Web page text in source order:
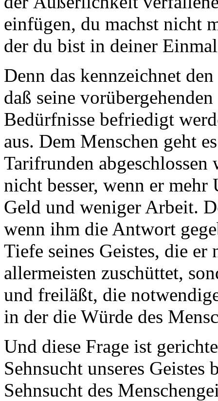
einfügen, du machst nicht
der du bist in deiner
Denn das kennzeichnet
daß seine
Bedürfnisse befriedigt
aus. Dem Menschen geht
Tarifrunden abgeschlossen
nicht besser, wenn er
Geld und weniger Arbeit.
wenn ihm die Antwort
Tiefe seines Geistes, die
allermeisten zuschüttet,
und freiläßt, die
in der die Würde des
Und diese Frage ist
Sehnsucht unseres
Sehnsucht des